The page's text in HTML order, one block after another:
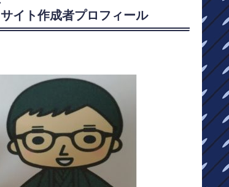
サイト作成者プロフィール